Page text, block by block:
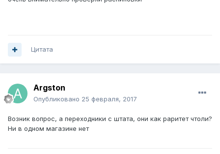
Цитата
Argston
Опубликовано 25 февраля, 2017
Возник вопрос, а переходники с штата, они как раритет чтоли?
Ни в одном магазине нет